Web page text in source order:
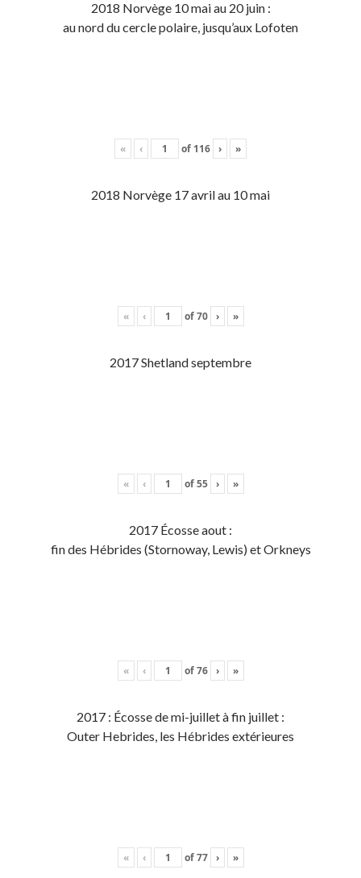
2018 Norvège 10 mai au 20 juin :
au nord du cercle polaire, jusqu’aux Lofoten
« ‹ of 116 › »
2018 Norvège 17 avril au 10 mai
« ‹ of70 › »
2017 Shetland septembre
« ‹ of55 › »
2017 Écosse aout :
fin des Hébrides (Stornoway, Lewis) et Orkneys
« ‹ of76 › »
2017 : Écosse de mi-juillet à fin juillet :
Outer Hebrides, les Hébrides extérieures
« ‹ of77 › »